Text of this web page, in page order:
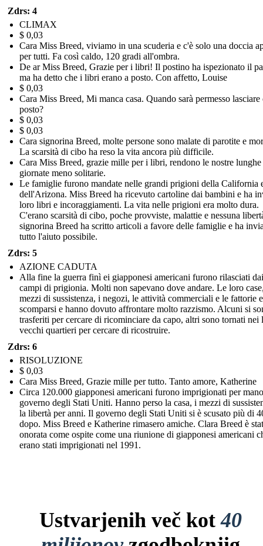
Zdrs: 4
CLIMAX
$ 0,03
Cara Miss Breed, viviamo in una scuderia e c'è solo una doccia
per tutti. Fa così caldo, 120 gradi all'ombra.
De ar Miss Breed, Grazie per i libri! Il postino ha ispezionato il
ma ha detto che i libri erano a posto. Con affetto, Louise
$ 0,03
Cara Miss Breed, Mi manca casa. Quando sarà permesso lasciare
posto?
$ 0,03
$ 0,03
Cara signorina Breed, molte persone sono malate di parotite e
La scarsità di cibo ha reso la vita ancora più difficile.
Cara Miss Breed, grazie mille per i libri, rendono le nostre lunghe
giornate meno solitarie.
Le famiglie furono mandate nelle grandi prigioni della California
dell'Arizona. Miss Breed ha ricevuto cartoline dai bambini e ha
loro libri e incoraggiamenti. La vita nelle prigioni era molto dura.
C'erano scarsità di cibo, poche provviste, malattie e nessuna
signorina Breed ha scritto articoli a favore delle famiglie e ha
tutto l'aiuto possibile.
Zdrs: 5
AZIONE CADUTA
Alla fine la guerra finì ei giapponesi americani furono rilasciati dai
campi di prigionia. Molti non sapevano dove andare. Le loro
mezzi di sussistenza, i negozi, le attività commerciali e le fattorie
scomparsi e hanno dovuto affrontare molto razzismo. Alcuni si
trasferiti per cercare di ricominciare da capo, altri sono tornati nei
vecchi quartieri per cercare di ricostruire.
Zdrs: 6
RISOLUZIONE
$ 0,03
Cara Miss Breed, Grazie mille per tutto. Tanto amore, Katherine
Circa 120.000 giapponesi americani furono imprigionati per
governo degli Stati Uniti. Hanno perso la casa, i mezzi di
la libertà per anni. Il governo degli Stati Uniti si è scusato più di
dopo. Miss Breed e Katherine rimasero amiche. Clara Breed è
onorata come ospite come una riunione di giapponesi americani
erano stati imprigionati nel 1991.
Ustvarjenih več kot40